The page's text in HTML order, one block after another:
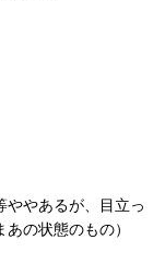
ややあるが、目立っ
の状態のもの）